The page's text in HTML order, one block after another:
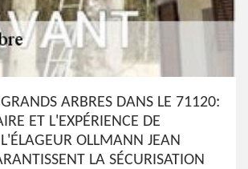
ARBRES DANS LE 71120:
ET L'EXPÉRIENCE DE
OLLMANN JEAN
LA SÉCURISATION